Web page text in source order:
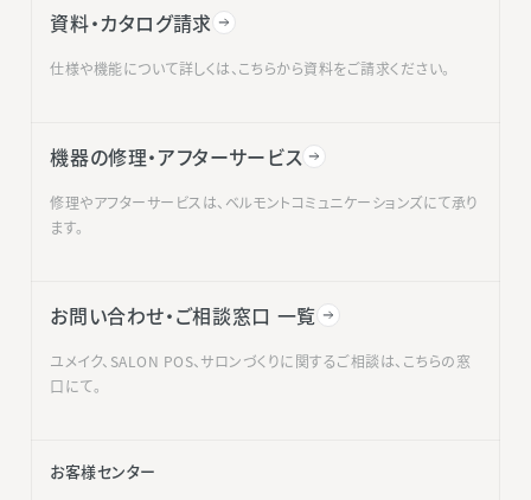
資料・カタログ請求
仕様や機能について詳しくは、こちらから資料をご請求ください。
機器の修理・アフターサービス
修理やアフターサービスは、ベルモントコミュニケーションズにて承り
ます。
お問い合わせ・ご相談窓口 一覧
ユメイク、SALON POS、サロンづくりに関するご相談は、こちらの窓
口にて。
お客様センター